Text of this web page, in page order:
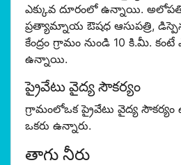
ఎక్కువ దూరంలో ఉన్నాయి. అలోపతి
ప్రత్యామ్నాయ ఔషధ ఆసుపత్రి,
కేంద్రం గ్రామం నుండి 10 కి.మీ.
ఉన్నాయి.
ప్రైవేటు వైద్య సౌకర్యం
గ్రామంలోఒక ప్రైవేటు వైద్య సౌకర్యం
ఒకరు ఉన్నారు.
తాగు నీరు